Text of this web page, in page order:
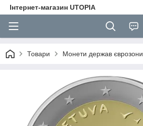
Інтернет-магазин UTOPIA
Товари Монети держав єврозони